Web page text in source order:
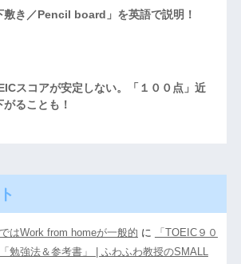
敷き／Pencil board」を英語で説明！
スコアが安定しない。「１００点」近
がることも！
はWork from homeが一般的 に
「TOEIC９０
勉強法＆参考書」 | ふわふわ教授のSMALL